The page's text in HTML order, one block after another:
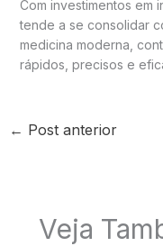
Com investimentos em
tende a se consolidar
medicina moderna,
rápidos, precisos e
← Post anterior
Veja